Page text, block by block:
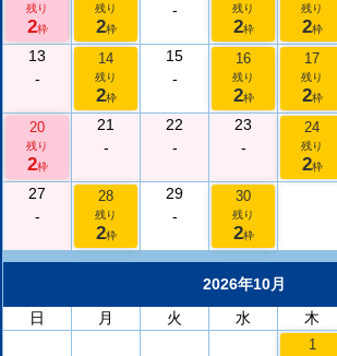
残り
2枠
残り
2枠
-
残り
2枠
残り
2枠
13
-
14
残り
2枠
15
-
16
残り
2枠
17
残り
2枠
20
残り
2枠
21
-
22
-
23
-
24
残り
2枠
27
-
28
残り
2枠
29
-
30
残り
2枠
2026年10月
日
月 火 水 木
1